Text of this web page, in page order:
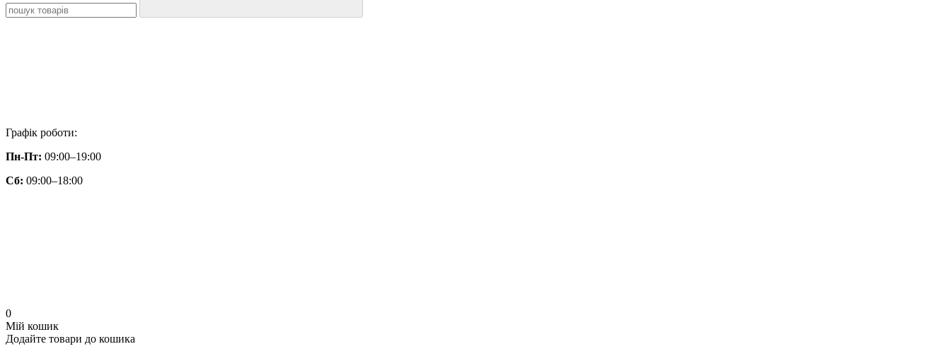
Графік роботи:
Пн-Пт: 09:00–19:00
Сб: 09:00–18:00
0
Мій кошик
Додайте товари до кошика